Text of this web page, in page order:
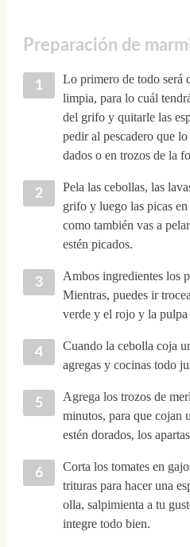
Preparación de
Lo primero de todo será
limpia, para lo cuál
del grifo y quitarle las
pedir al pescadero que
dados o en trozos de la
Pela las cebollas, las
grifo y luego las picas
como también vas a
estén picados.
Ambos ingredientes los
Mientras, puedes ir
verde y el rojo y la
Cuando la cebolla coja
agregas y cocinas todo
Agrega los trozos de
minutos, para que cojan
estén dorados, los
Corta los tomates en
trituras para hacer una
olla, salpimienta a tu
integre todo bien.